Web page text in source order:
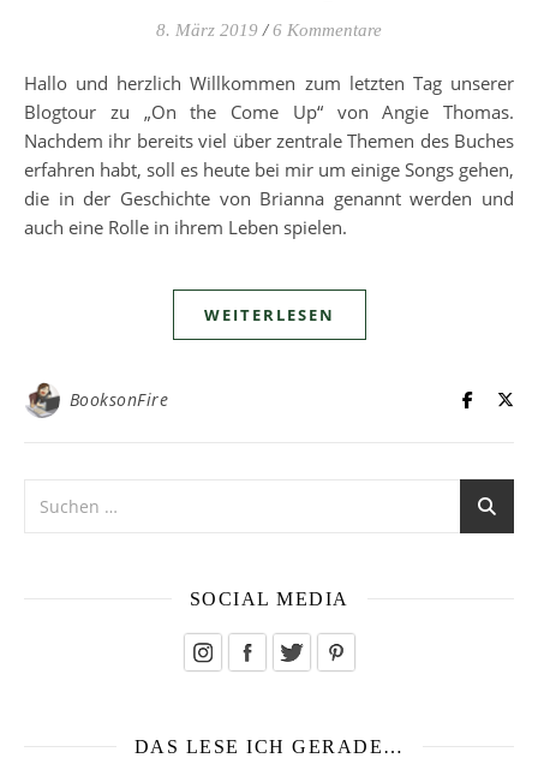
8. März 2019 / 6 Kommentare
Hallo und herzlich Willkommen zum letzten Tag unserer
Blogtour zu „On the Come Up“ von Angie Thomas.
Nachdem ihr bereits viel über zentrale Themen des Buches
erfahren habt, soll es heute bei mir um einige Songs gehen,
die in der Geschichte von Brianna genannt werden und
auch eine Rolle in ihrem Leben spielen.
WEITERLESEN
BooksonFire
SOCIAL MEDIA
DAS LESE ICH GERADE…